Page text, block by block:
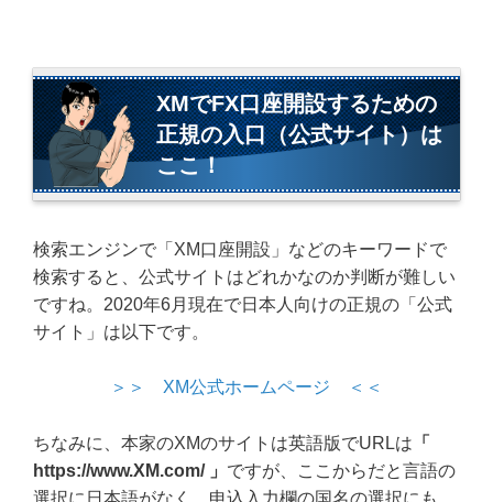
XMでFX口座開設するための
正規の入口（公式サイト）は
ここ！
検索エンジンで「XM口座開設」などのキーワードで
検索すると、公式サイトはどれかなのか判断が難しい
ですね。2020年6月現在で日本人向けの正規の「公式
サイト」は以下です。
＞＞ XM公式ホームページ ＜＜
ちなみに、本家のXMのサイトは英語版でURLは 「
https://www.XM.com/ 」 ですが、ここからだと言語の
選択に日本語がなく、申込入力欄の国名の選択にも